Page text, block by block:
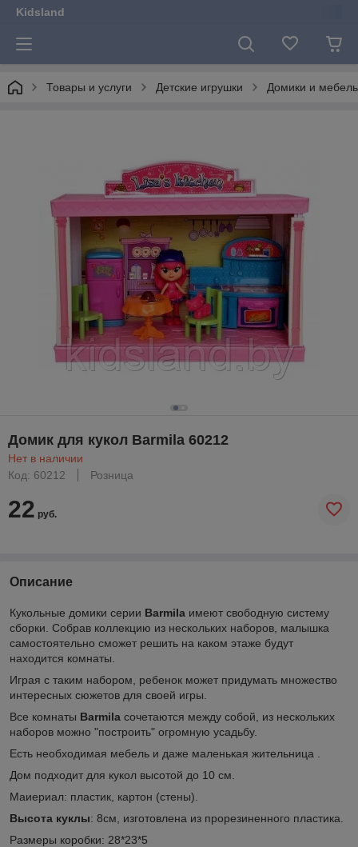
Kidsland
Товары и услуги Детские игрушки Домики и
Домик для кукол Barmila 60212
Нет в наличии
Код: 60212
Розница
22 руб.
Описание
Кукольные домики серии Barmila имеют свободную систему
сборки. Собрав коллекцию из нескольких наборов, малышка
самостоятельно сможет решить на каком этаже будут
находится комнаты.
Играя с таким набором, ребенок может придумать множество
интересных сюжетов для своей игры.
Все комнаты Barmila сочетаются между собой, из нескольких
наборов можно "построить" огромную усадьбу.
Есть необходимая мебель и даже маленькая жительница .
Дом подходит для кукол высотой до 10 см.
Маиериал: пластик, картон (стены).
Высота куклы: 8см, изготовлена из прорезиненного пластика.
Размеры коробки: 28*23*5